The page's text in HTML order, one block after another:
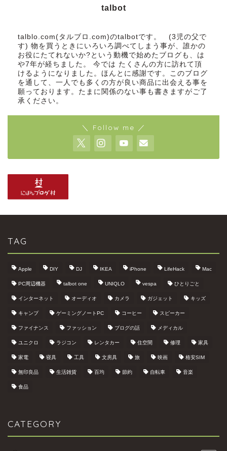
talbot
talblo.com(タルブロ.com)のtalbotです。 (3児の父で
す) 物を買うときにいろいろ調べてしまう事が、誰かの
お役にたてれないか?という動機で始めたブログも、は
や7年が経ちました。 今では たくさんの方に訪れて頂
けるようになりました。ほんとに感謝です。このブログ
を通して、一人でも多くの方が良い商品に出会える事を
願っております。たまに関係のない事も書きますがご了
承ください。
＼ Follow me ／
TAG
Apple DIY DJ IKEA iPhone LifeHack Mac
PC周辺機器 talbot one UNIQLO vespa ひとりごと
インターネット オーディオ カメラ ガジェット キッズ
キャンプ ゲーミングノートPC コーヒー スピーカー
ファイナンス ファッション ブログの話 メディカル
ユニクロ ラジコン レンタカー 住空間 修理 家具
家電 寝具 工具 文房具 旅 映画 格安SIM
無印良品 生活雑貨 百均 節約 自転車 音楽
食品
CATEGORY